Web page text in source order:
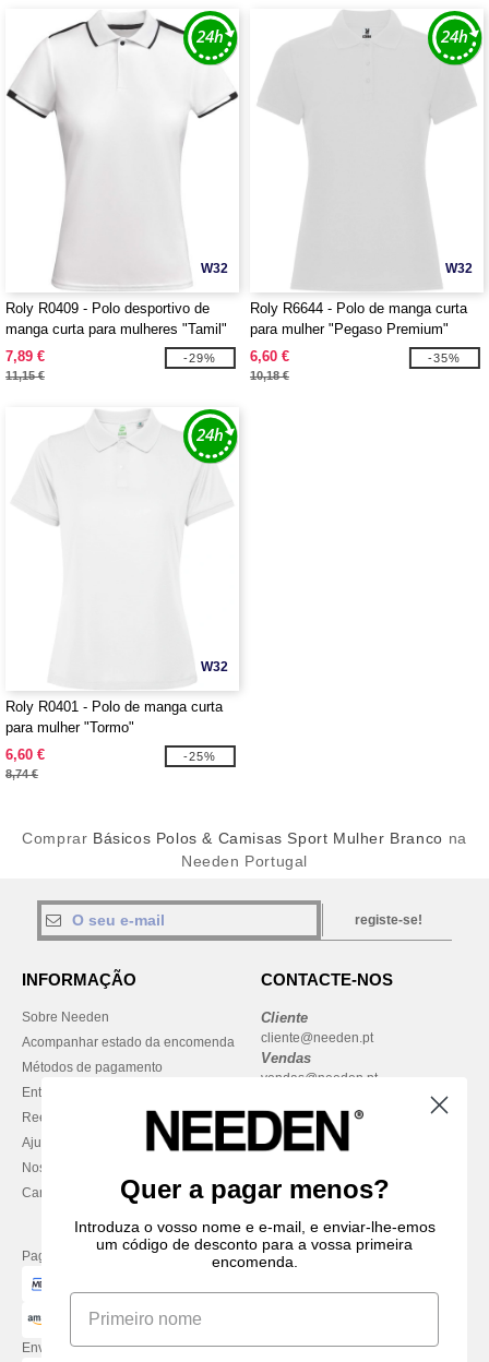
W32
Roly R0409 - Polo desportivo de
manga curta para mulheres "Tamil"
7,89 €
11,15 €
-29%
W32
Roly R6644 - Polo de manga curta
para mulher "Pegaso Premium"
6,60 €
10,18 €
-35%
W32
Roly R0401 - Polo de manga curta
para mulher "Tormo"
6,60 €
8,74 €
-25%
Comprar Básicos Polos & Camisas Sport Mulher Branco na
Needen Portugal
registe-se!
INFORMAÇÃO
Sobre Needen
Acompanhar estado da encomenda
Métodos de pagamento
Entrega
Reembolsos / devoluções
Ajuda & FAQs
Nossos compromissos
Carreiras
CONTACTE-NOS
Cliente
cliente@needen.pt
Vendas
vendas@needen.pt
Pague com
Enviamos com
Quer a pagar menos?
Introduza o vosso nome e e-mail, e enviar-lhe-emos
um código de desconto para a vossa primeira
encomenda.